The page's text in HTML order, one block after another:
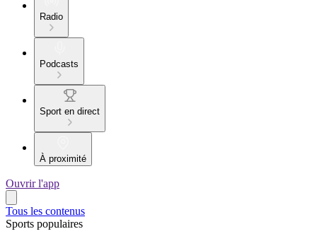
Radio
Podcasts
Sport en direct
À proximité
Ouvrir l'app
Tous les contenus
Sports populaires